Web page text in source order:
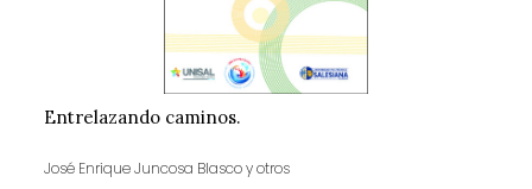
Entrelazando caminos.
José Enrique Juncosa Blasco y otros